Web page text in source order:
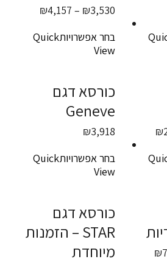
₪3,530
–
₪4,157
₪
מחירים:
בחר אפשרויותQuick
View
כורסא דגם
Geneve
₪3,918
₪
בחר אפשרויותQuick
View
כורסא דגם
STAR – הזמנות
מיוחדת